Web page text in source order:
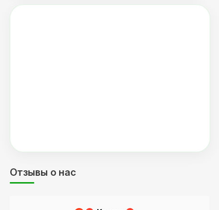
Отзывы о нас